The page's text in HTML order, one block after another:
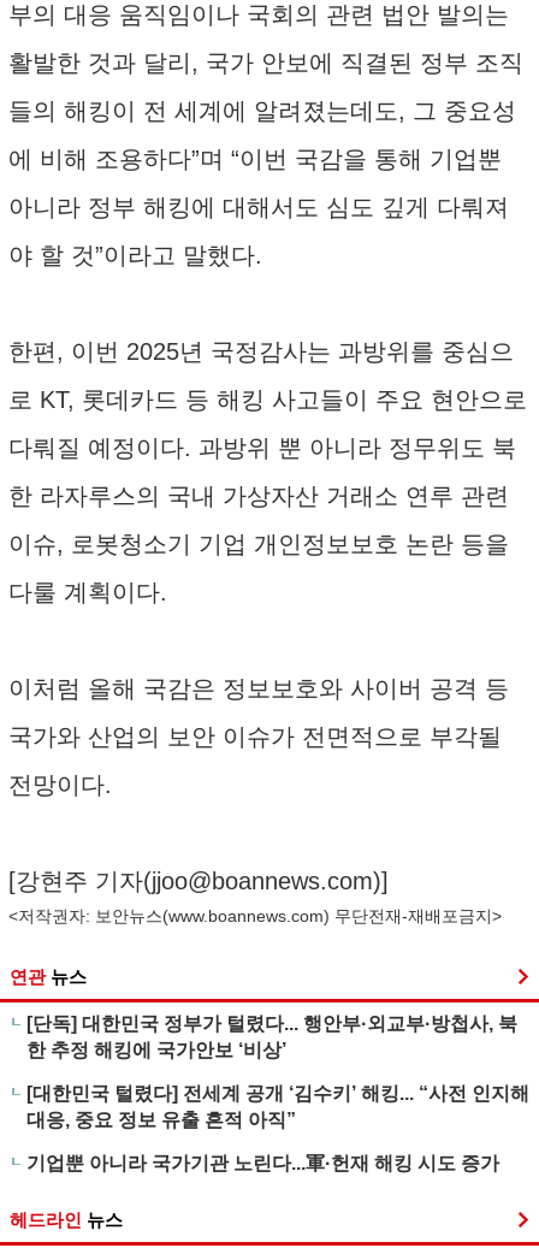
부의 대응 움직임이나 국회의 관련 법안 발의는
활발한 것과 달리, 국가 안보에 직결된 정부 조직
들의 해킹이 전 세계에 알려졌는데도, 그 중요성
에 비해 조용하다”며 “이번 국감을 통해 기업뿐
아니라 정부 해킹에 대해서도 심도 깊게 다뤄져
야 할 것”이라고 말했다.
한편, 이번 2025년 국정감사는 과방위를 중심으
로 KT, 롯데카드 등 해킹 사고들이 주요 현안으로
다뤄질 예정이다. 과방위 뿐 아니라 정무위도 북
한 라자루스의 국내 가상자산 거래소 연루 관련
이슈, 로봇청소기 기업 개인정보보호 논란 등을
다룰 계획이다.
이처럼 올해 국감은 정보보호와 사이버 공격 등
국가와 산업의 보안 이슈가 전면적으로 부각될
전망이다.
[강현주 기자(jjoo@boannews.com)]
<저작권자: 보안뉴스(www.boannews.com) 무단전재-재배포금지>
연관 뉴스
[단독] 대한민국 정부가 털렸다... 행안부·외교부·방첩사, 북
한 추정 해킹에 국가안보 ‘비상’
[대한민국 털렸다] 전세계 공개 ‘김수키’ 해킹... “사전 인지해
대응, 중요 정보 유출 흔적 아직”
기업뿐 아니라 국가기관 노린다...軍·헌재 해킹 시도 증가
헤드라인 뉴스